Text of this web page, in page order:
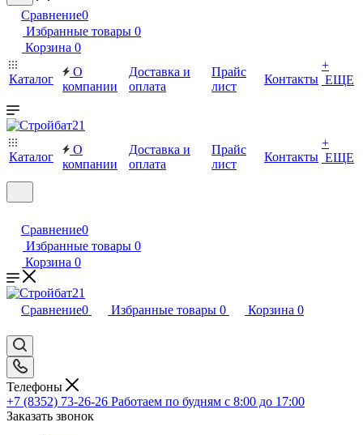
Сравнение0
Избранные товары 0
Корзина 0
Каталог
О
компании
Доставка и
оплата
Прайс
лист
Контакты
+
ЕЩЕ
Каталог
О
компании
Доставка и
оплата
Прайс
лист
Контакты
+
ЕЩЕ
Сравнение0
Избранные товары 0
Корзина 0
Сравнение0 Избранные товары 0 Корзина 0
Телефоны
+7 (8352) 73-26-26 Работаем по будням с 8:00 до 17:00
Заказать звонок